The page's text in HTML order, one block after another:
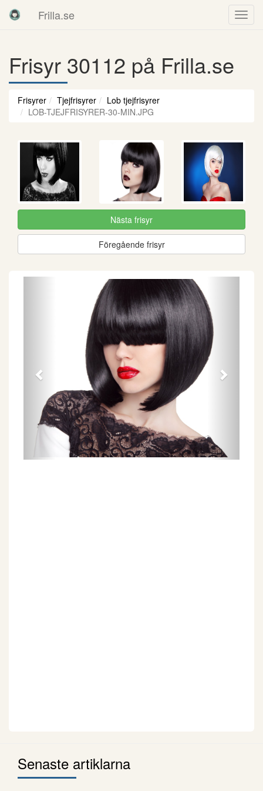
Frilla.se
Frisyr 30112 på Frilla.se
Frisyrer Tjejfrisyrer
Lob tjejfrisyrer
LOB-TJEJFRISYRER-30-MIN.JPG
Nästa frisyr
Föregående frisyr
Senaste artiklarna